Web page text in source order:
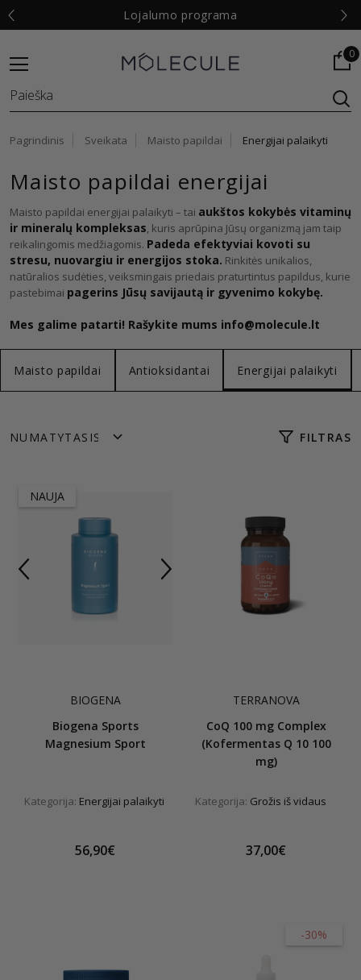
Nemokamas pristatymas nuo
0
Pagrindinis Sveikata Maisto papildai Energijai palaikyti
Maisto papildai energijai
Maisto papildai energijai palaikyti – tai aukštos kokybės vitaminų
ir mineralų kompleksas, kuris aprūpina Jūsų organizmą jam taip
reikalingomis medžiagomis. Padeda efektyviai kovoti su
stresu, nuovargiu ir energijos stoka. Rinkitės unikalios,
natūralios sudėties, veiksmingais priedais praturtintus papildus, kurie
pastebimai pagerins Jūsų savijautą ir gyvenimo kokybę.
Mes galime patarti! Rašykite mums info@molecule.lt
Maisto papildai Antioksidantai Energijai palaikyti
FILTRAS
NAUJA
BIOGENA
Biogena Sports
Magnesium Sport
Kategorija: Energijai palaikyti
56,90€
TERRANOVA
CoQ 100 mg Complex
(Kofermentas Q 10 100
mg)
Kategorija: Grožis iš vidaus
37,00€
-30%